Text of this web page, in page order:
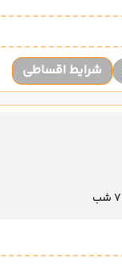
شرایط اقساطی
7 شب